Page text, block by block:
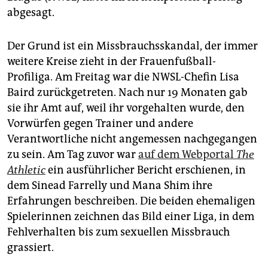
abgesagt.
Der Grund ist ein Missbrauchsskandal, der immer
weitere Kreise zieht in der Frauenfußball-
Profiliga. Am Freitag war die NWSL-Chefin Lisa
Baird zurückgetreten. Nach nur 19 Monaten gab
sie ihr Amt auf, weil ihr vorgehalten wurde, den
Vorwürfen gegen Trainer und andere
Verantwortliche nicht angemessen nachgegangen
zu sein. Am Tag zuvor warauf dem Webportal The
Athleticein ausführlicher Bericht erschienen, in
dem Sinead Farrelly und Mana Shim ihre
Erfahrungen beschreiben. Die beiden ehemaligen
Spielerinnen zeichnen das Bild einer Liga, in dem
Fehlverhalten bis zum sexuellen Missbrauch
grassiert.